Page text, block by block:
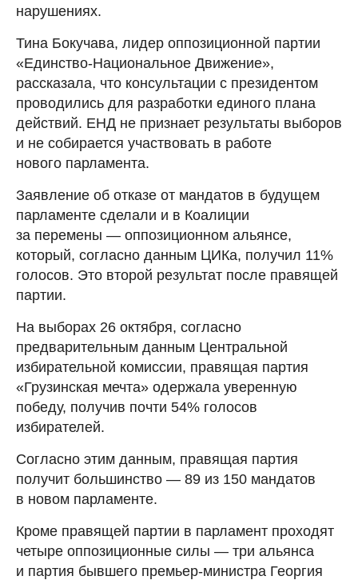
нарушениях.
Тина Бокучава, лидер оппозиционной партии
«Единство-Национальное Движение»,
рассказала, что консультации с президентом
проводились для разработки единого плана
действий. ЕНД не признает результаты выборов
и не собирается участвовать в работе
нового парламента.
Заявление об отказе от мандатов в будущем
парламенте сделали и в Коалиции
за перемены — оппозиционном альянсе,
который, согласно данным ЦИКа, получил 11%
голосов. Это второй результат после правящей
партии.
На выборах 26 октября, согласно
предварительным данным Центральной
избирательной комиссии, правящая партия
«Грузинская мечта» одержала уверенную
победу, получив почти 54% голосов
избирателей.
Согласно этим данным, правящая партия
получит большинство — 89 из 150 мандатов
в новом парламенте.
Кроме правящей партии в парламент проходят
четыре оппозиционные силы — три альянса
и партия бывшего премьер-министра Георгия